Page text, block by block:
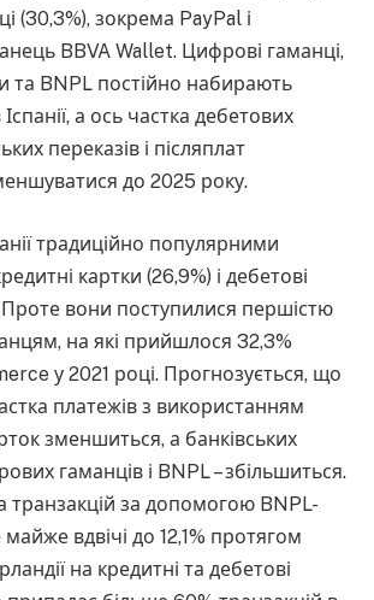
(30,3%), зокрема PayPal і
BBVA Wallet. Цифрові гаманці,
та BNPL постійно набирають
а ось частка дебетових
переказів і післяплат
до 2025 року.
традиційно популярними
картки (26,9%) і дебетові
Проте вони поступилися першістю
на які прийшлося 32,3%
у 2021 році. Прогнозується, що
платежів з використанням
зменшиться, а банківських
гаманців і BNPL – збільшиться.
транзакцій за допомогою BNPL-
майже вдвічі до 12,1% протягом
на кредитні та дебетові